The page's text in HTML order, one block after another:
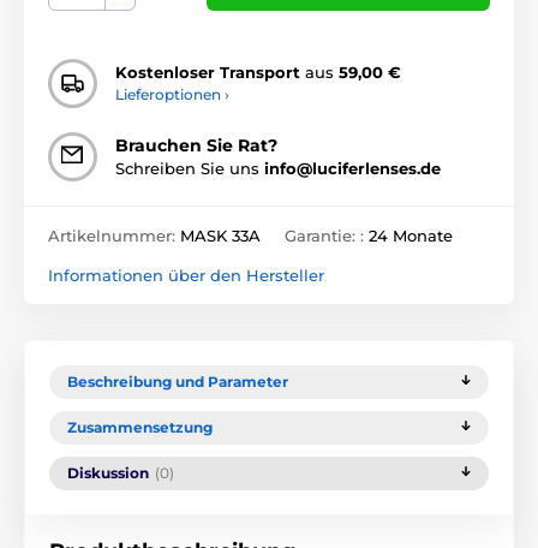
Kostenloser Transport aus 59,00 €
Lieferoptionen ›
Brauchen Sie Rat?
Schreiben Sie uns info@luciferlenses.de
Artikelnummer: MASK 33A Garantie: : 24 Monate
Informationen über den Hersteller
Beschreibung und Parameter
Zusammensetzung
Diskussion (0)